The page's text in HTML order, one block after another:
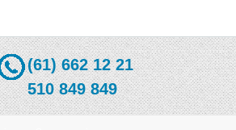
(61) 662 12 21
510 849 849